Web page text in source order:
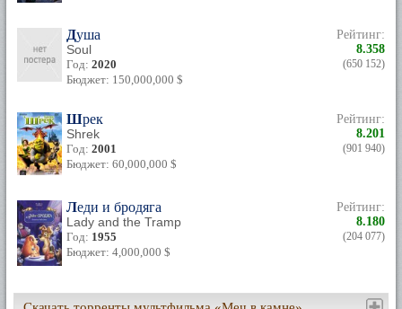
Душа
Soul
Год: 2020
Бюджет: 150,000,000 $
Рейтинг:
8.358
(650 152)
Шрек
Shrek
Год: 2001
Бюджет: 60,000,000 $
Рейтинг:
8.201
(901 940)
Леди и бродяга
Lady and the Tramp
Год: 1955
Бюджет: 4,000,000 $
Рейтинг:
8.180
(204 077)